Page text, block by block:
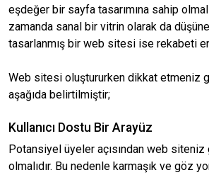
eşdeğer bir sayfa tasarımına sahip
zamanda sanal bir vitrin olarak da
tasarlanmış bir web sitesi ise rekabeti
Web sitesi oluştururken dikkat etmeniz
aşağıda belirtilmiştir;
Kullanıcı Dostu Bir Arayüz
Potansiyel üyeler açısından web
olmalıdır. Bu nedenle karmaşık ve göz